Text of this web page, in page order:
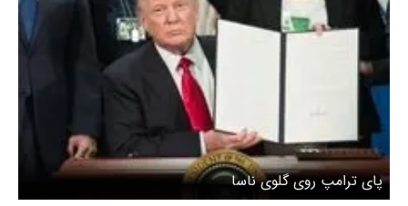
پای ترامپ روی گلوی ناسا